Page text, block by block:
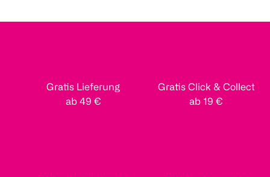
Gratis Lieferung
ab 49 €
Gratis Click & Collect
ab 19 €